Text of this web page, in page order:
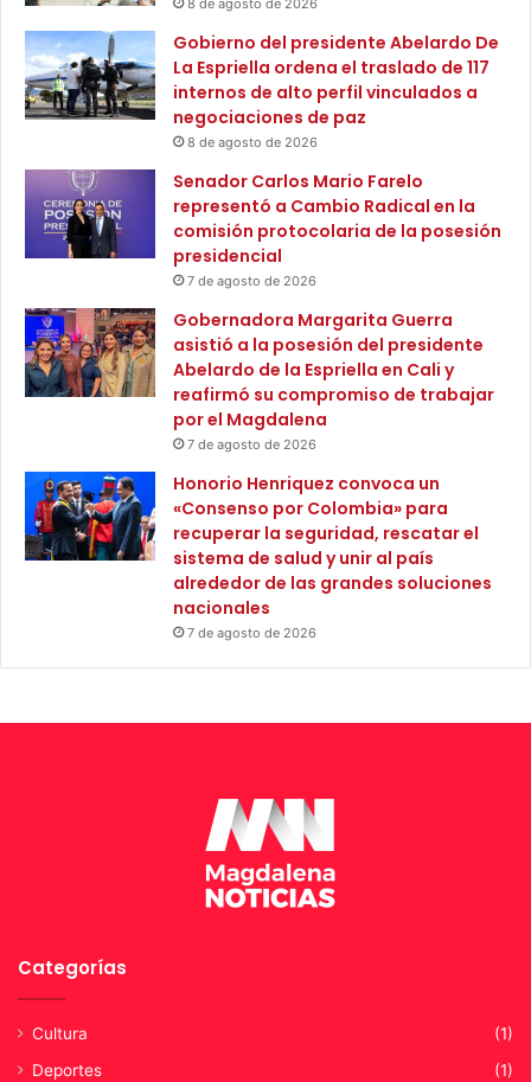
y logística; y el turismo de impacto, serán algunas de las
cuestiones que se abordarán durante esta gran cita en
“Colombia, el País de la Belleza”, en la que les esperamos
para seguir trazando la hoja de ruta del sector del turístico
S
a
a
b
a
n
o
Gobierno del presidente Abelardo De
La Espriella ordena el traslado de 117
internos de alto perfil vinculados a
negociaciones de paz
8 de agosto de 2026
Senador Carlos Mario Farelo
representó a Cambio Radical en la
comisión protocolaria de la posesión
presidencial
7 de agosto de 2026
Gobernadora Margarita Guerra
asistió a la posesión del presidente
Abelardo de la Espriella en Cali y
reafirmó su compromiso de trabajar
por el Magdalena
7 de agosto de 2026
Honorio Henriquez convoca un
«Consenso por Colombia» para
recuperar la seguridad, rescatar el
sistema de salud y unir al país
alrededor de las grandes soluciones
nacionales
7 de agosto de 2026
Categorías
Cultura
(1)
Deportes
(1)